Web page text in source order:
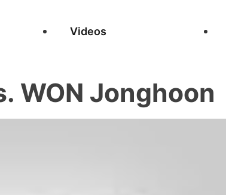
Videos
WON Jonghoon